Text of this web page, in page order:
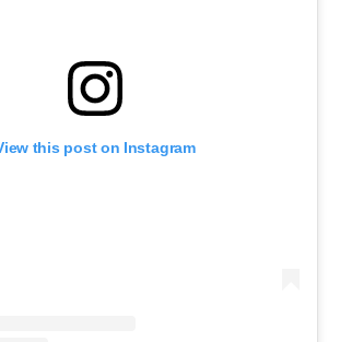
this post on Instagram